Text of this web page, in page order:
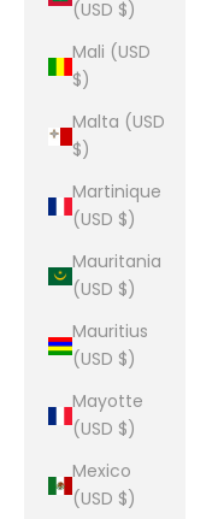
(USD $)
Mali (USD
$)
Malta (USD
$)
Martinique
(USD $)
Mauritania
(USD $)
Mauritius
(USD $)
Mayotte
(USD $)
Mexico
(USD $)